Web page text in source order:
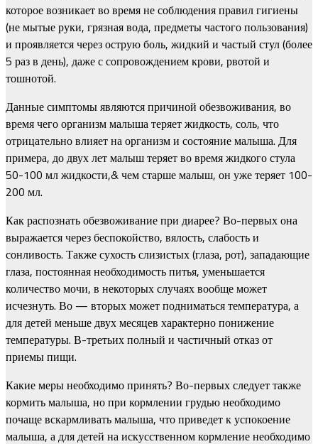
которое возникает во время не соблюдения правил гигиены
(не мытые руки, грязная вода, предметы частого пользования)
и проявляется через острую боль, жидкий и частый стул (более
5 раз в день), даже с сопровождением крови, рвотой и
тошнотой.
Данные симптомы являются причиной обезвоживания, во
время чего организм малыша теряет жидкость, соль, что
отрицательно влияет на организм и состояние малыша. Для
примера, до двух лет малыш теряет во время жидкого стула
50-100 мл жидкости,& чем старше малыш, он уже теряет 100-
200 мл.
Как распознать обезвоживание при диарее? Во-первых она
выражается через беспокойство, вялость, слабость и
сонливость. Также сухость слизистых (глаза, рот), западающие
глаза, постоянная необходимость питья, уменьшается
количество мочи, в некоторых случаях вообще может
исчезнуть. Во — вторых может подниматься температура, а
для детей меньше двух месяцев характерно понижение
температуры. В-третьих полный и частичный отказ от
приемы пищи.
Какие меры необходимо принять? Во-первых следует также
кормить малыша, но при кормлении грудью необходимо
почаще вскармливать малыша, что приведет к успокоение
малыша, а для детей на искусственном кормление необходимо